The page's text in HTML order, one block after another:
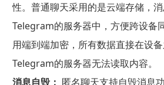
性。普通聊天采用的是云端存储，
Telegram的服务器中，方便跨设备
用端到端加密，所有数据直接在设备
Telegram的服务器无法读取内容。
消息自毁： 匿名聊天支持自毁消息